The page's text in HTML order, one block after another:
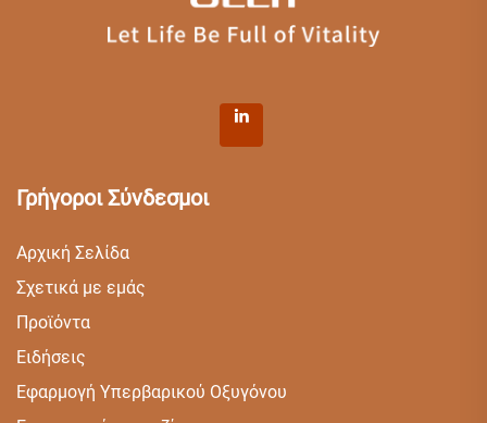
Γρήγοροι Σύνδεσμοι
Αρχική Σελίδα
Σχετικά με εμάς
Προϊόντα
Ειδήσεις
Εφαρμογή Υπερβαρικού Οξυγόνου